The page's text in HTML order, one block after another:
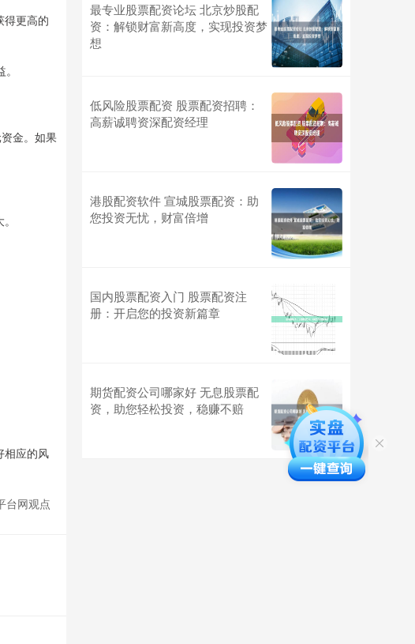
得更高的
金。如果
相应的风
台网观点
最专业股票配资论坛 北京炒股配
资：解锁财富新高度，实现投资梦
想
低风险股票配资 股票配资招聘：
高薪诚聘资深配资经理
港股配资软件 宣城股票配资：助
您投资无忧，财富倍增
国内股票配资入门 股票配资注
册：开启您的投资新篇章
期货配资公司哪家好 无息股票配
资，助您轻松投资，稳赚不赔